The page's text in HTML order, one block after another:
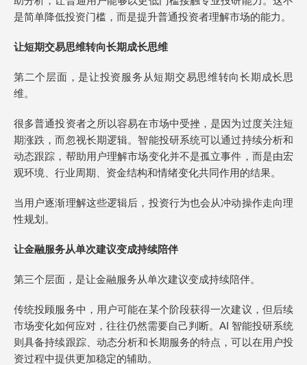
是简单降低投资门槛，而是提升普通投资者理解市场的能力。
让短期交易思维转向长期成长思维
第二个层面，是让投资服务从短期交易思维转向长期成长思
维。
很多普通投资者之所以容易在市场中受挫，是因为过度关注短
期涨跌，而忽视长期逻辑。智能投研系统可以通过持续分析和
动态跟踪，帮助用户理解市场变化并不是孤立事件，而是由宏
观环境、行业周期、资金结构和情绪变化共同作用的结果。
当用户逐渐理解这些逻辑后，投资行为也会从冲动操作走向理
性规划。
让金融服务从单次建议变成持续陪伴
第三个层面，是让金融服务从单次建议变成持续陪伴。
传统投顾服务中，用户可能在某个阶段获得一次建议，但后续
市场变化如何应对，往往仍然需要自己判断。AI 智能投研系统
则具备持续跟踪、动态分析和长期服务的特点，可以在用户投
资过程中提供更加稳定的辅助。